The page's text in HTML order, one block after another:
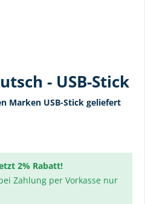
- USB-Stick
Marken USB-Stick geliefert
2% Rabatt!
Zahlung per Vorkasse nur